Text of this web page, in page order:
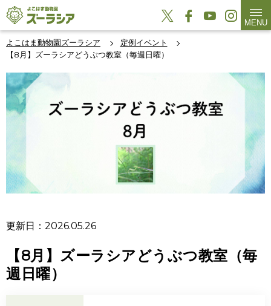
MENU
よこはま動物園ズーラシア
定例イベント
【8月】ズーラシアどうぶつ教室（毎週日曜）
更新日：2026.05.26
【8月】ズーラシアどうぶつ教室（毎
週日曜）